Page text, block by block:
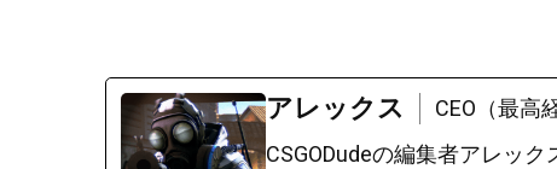
アレックス
CEO（最高
CSGODudeの編集者アレッ